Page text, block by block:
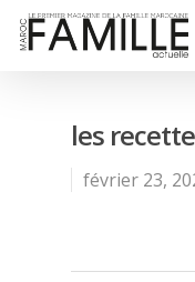
les
février 23,